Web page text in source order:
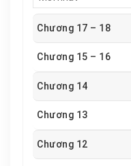
Chương 17 – 18
Chương 15 – 16
Chương 14
Chương 13
Chương 12